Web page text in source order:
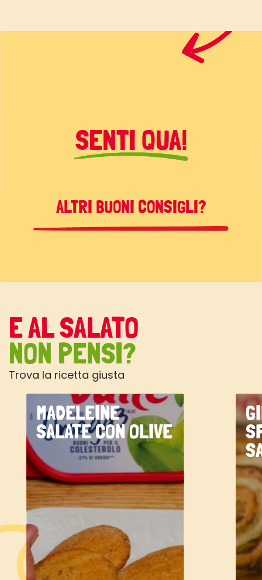
SENTI QUA!
ALTRI BUONI CONSIGLI?
E AL SALATO
NON PENSI?
Trova la ricetta giusta
MADELEINE
SALATE CON OLIVE